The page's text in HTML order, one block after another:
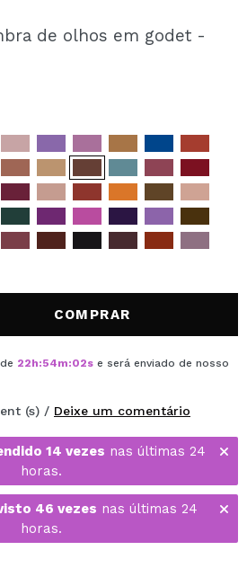
pode fazer as suas
o estado das suas
CONTA
de olhos em godet -
COMPRAR
22h:54m:02s e será enviado de nosso
(s) / Deixe um comentário
14 vezes nas últimas 24
horas.
46 vezes nas últimas 24
horas.